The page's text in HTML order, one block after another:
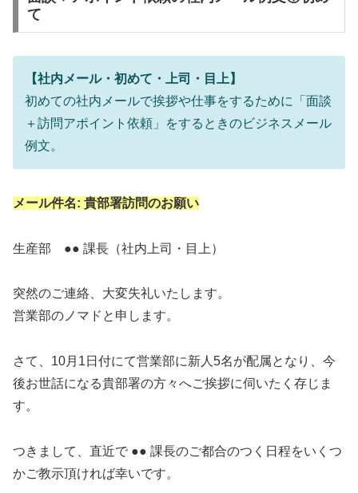
て
【社内メール・初めて・上司・目上】
初めての社内メールで挨拶や仕事をするために「面談
＋訪問アポイント依頼」をするときのビジネスメール
例文。
メール件名: 貴部署訪問のお願い
生産部 ●● 課長（社内上司・目上）
突然のご連絡、大変失礼いたします。
営業部のノマドと申します。
さて、10月1日付にて営業部に新人5名が配属となり、今
後お世話になる貴部署の方々へご挨拶に伺いたく存じま
す。
つきまして、直近で ●● 課長のご都合のつく日程をいくつ
かご教示頂ければ幸いです。